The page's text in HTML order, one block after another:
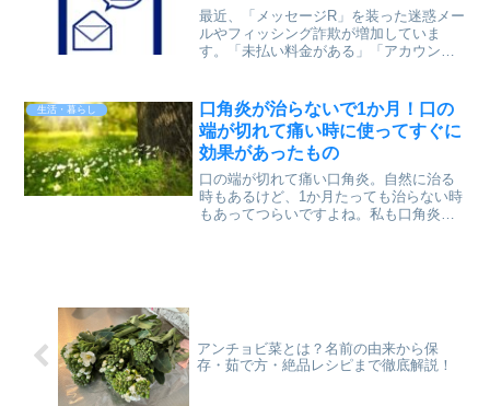
最近、「メッセージR」を装った迷惑メー
ルやフィッシング詐欺が増加していま
す。「未払い料金がある」「アカウント
す。本物のメッセージRは、NTTドコモの
公式サービスの一環で...
生活・暮らし
口角炎が治らないで1か月！口の
端が切れて痛い時に使ってすぐに
効果があったもの
口の端が切れて痛い口角炎。自然に治る
時もあるけど、1か月たっても治らない時
もあってつらいですよね。私も口角炎が
アンチョビ菜とは？名前の由来から保
存・茹で方・絶品レシピまで徹底解説！